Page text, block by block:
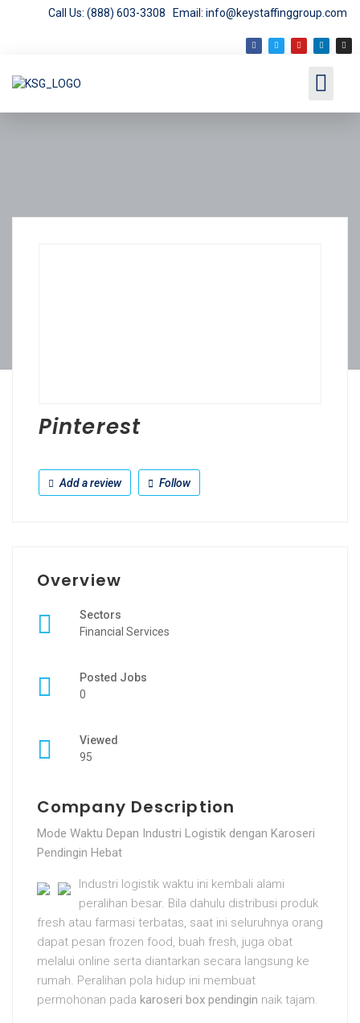
Call Us: (888) 603-3308 Email: info@keystaffinggroup.com
Pinterest
Add a review Follow
Overview
Sectors
Financial Services
Posted Jobs
0
Viewed
95
Company Description
Mode Waktu Depan Industri Logistik dengan Karoseri
Pendingin Hebat
Industri logistik waktu ini kembali alami
peralihan besar. Bila dahulu distribusi produk
fresh atau farmasi terbatas, saat ini seluruhnya orang
dapat pesan frozen food, buah fresh, juga obat
melalui online serta diantarkan secara langsung ke
rumah. Peralihan pola hidup ini membuat
permohonan pada karoseri box pendingin naik tajam.